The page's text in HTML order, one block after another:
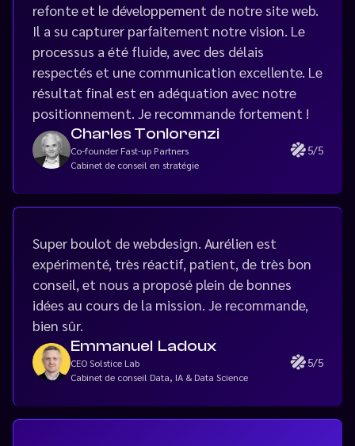
refonte et le développement de notre site web.
Il a su capturer parfaitement notre vision. Le
processus a été fluide, avec des délais
respectés et une communication excellente. Le
résultat final est en adéquation avec notre
positionnement. Je recommande fortement !
Charles Tonlorenzi
Co-founder Fast-up Partners
Cabinet de conseil en stratégie
5/5
Super boulot de webdesign. Aurélien est
expérimenté, très réactif, patient, de très bon
conseil, et nous a proposé plein de bonnes
idées au cours de la mission. Je recommande,
bien sûr.
Emmanuel Ladoux
CEO Solstice Lab
Cabinet de conseil Data, IA & Data Science
5/5